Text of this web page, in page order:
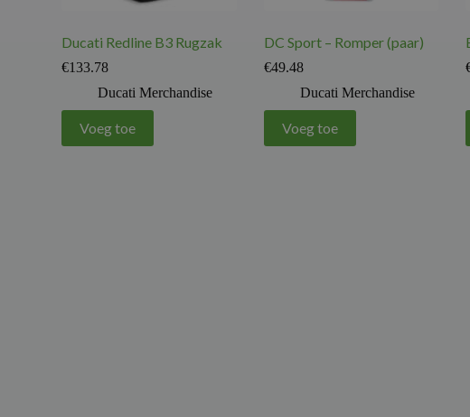
Ducati Redline B3 Rugzak
€133.78
Ducati Merchandise
Voeg toe
DC Sport – Romper (paar)
€49.48
Ducati Merchandise
Voeg toe